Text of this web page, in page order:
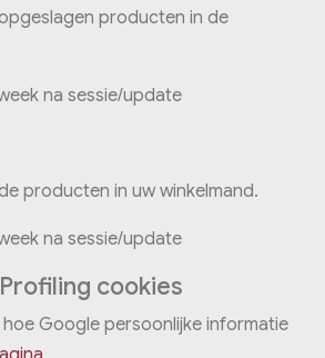
producten in de
na sessie/update
producten in uw winkelmand.
na sessie/update
cookies
Google persoonlijke informatie